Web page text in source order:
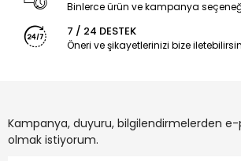
Binlerce ürün ve kampanya
7 / 24 DESTEK
Öneri ve şikayetlerinizi bize
Kampanya, duyuru, bilgilendirmelerden
olmak istiyorum.